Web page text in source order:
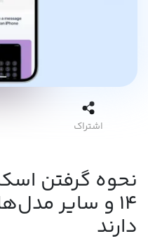
اشتراک
نحوه گرفتن
دارند